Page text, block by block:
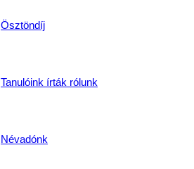
Ösztöndíj
Tanulóink írták rólunk
Névadónk